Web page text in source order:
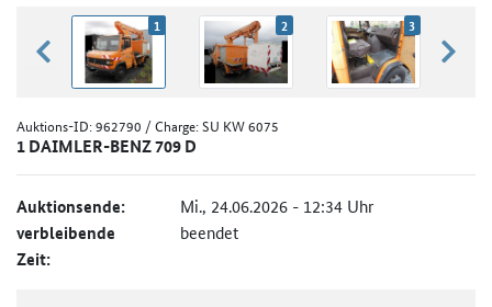
zurück blättern
1 2 3
Auktions-ID:962790 / Charge: SU KW 6075
1 DAIMLER-BENZ 709 D
Auktionsende: Mi., 24.06.2026 - 12:34 Uhr
verbleibende
Zeit:
beendet